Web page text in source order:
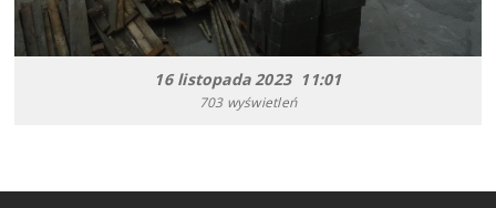
16 listopada 2023 11:01
703 wyświetleń